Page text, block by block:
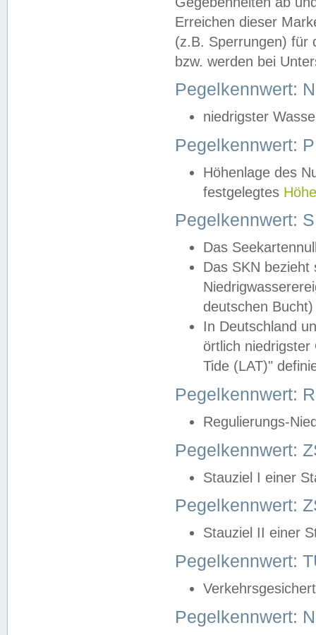
Erreichen dieser
(z.B. Sperrungen) für
bzw. werden bei
Pegelkennwert:
niedrigster
Pegelkennwert:
Höhenlage des
festgelegtes
Pegelkennwert:
Das
Das SKN
deutschen
In Deutschland
örtlich
Tide (LAT)"
Pegelkennwert:
Regulierungs-
Pegelkennwert:
Stauziel I einer
Pegelkennwert:
Stauziel II einer
Pegelkennwert:
Pegelkennwert: